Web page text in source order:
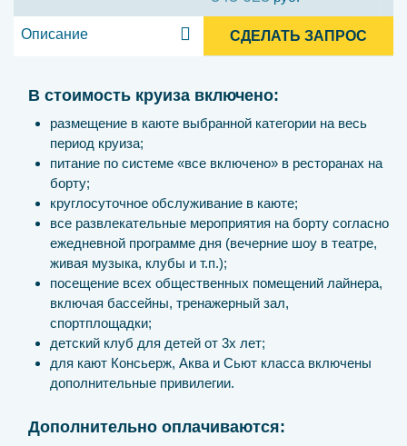
Описание СДЕЛАТЬ ЗАПРОС
В стоимость круиза включено:
размещение в каюте выбранной категории на весь
период круиза;
питание по системе «все включено» в ресторанах на
борту;
круглосуточное обслуживание в каюте;
все развлекательные мероприятия на борту согласно
ежедневной программе дня (вечерние шоу в театре,
живая музыка, клубы и т.п.);
посещение всех общественных помещений лайнера,
включая бассейны, тренажерный зал,
спортплощадки;
детский клуб для детей от 3х лет;
для кают Консьерж, Аква и Сьют класса включены
дополнительные привилегии.
Дополнительно оплачиваются: